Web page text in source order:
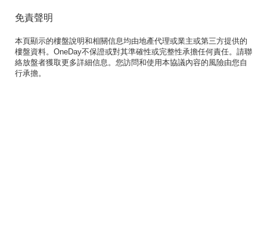
免責聲明
本頁顯示的樓盤說明和相關信息均由地產代理或業主或第三方提供的
樓盤資料。OneDay不保證或對其準確性或完整性承擔任何責任。請聯
絡放盤者獲取更多詳細信息。您訪問和使用本協議內容的風險由您自
行承擔。